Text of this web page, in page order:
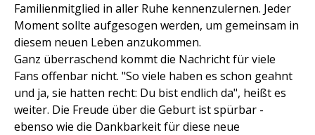
Familienmitglied in aller Ruhe kennenzulernen. Jeder
Moment sollte aufgesogen werden, um gemeinsam in
diesem neuen Leben anzukommen.
Ganz überraschend kommt die Nachricht für viele
Fans offenbar nicht. "So viele haben es schon geahnt
und ja, sie hatten recht: Du bist endlich da", heißt es
weiter. Die Freude über die Geburt ist spürbar -
ebenso wie die Dankbarkeit für diese neue